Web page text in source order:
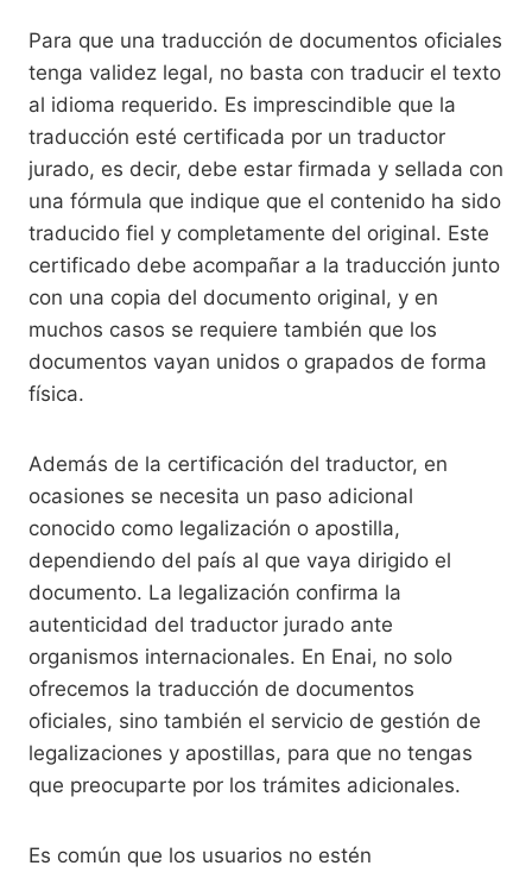
Para que una traducción de documentos oficiales
tenga validez legal, no basta con traducir el texto
al idioma requerido. Es imprescindible que la
traducción esté certificada por un traductor
jurado, es decir, debe estar firmada y sellada con
una fórmula que indique que el contenido ha sido
traducido fiel y completamente del original. Este
certificado debe acompañar a la traducción junto
con una copia del documento original, y en
muchos casos se requiere también que los
documentos vayan unidos o grapados de forma
física.
Además de la certificación del traductor, en
ocasiones se necesita un paso adicional
conocido como legalización o apostilla,
dependiendo del país al que vaya dirigido el
documento. La legalización confirma la
autenticidad del traductor jurado ante
organismos internacionales. En Enai, no solo
ofrecemos la traducción de documentos
oficiales, sino también el servicio de gestión de
legalizaciones y apostillas, para que no tengas
que preocuparte por los trámites adicionales.
Es común que los usuarios no estén